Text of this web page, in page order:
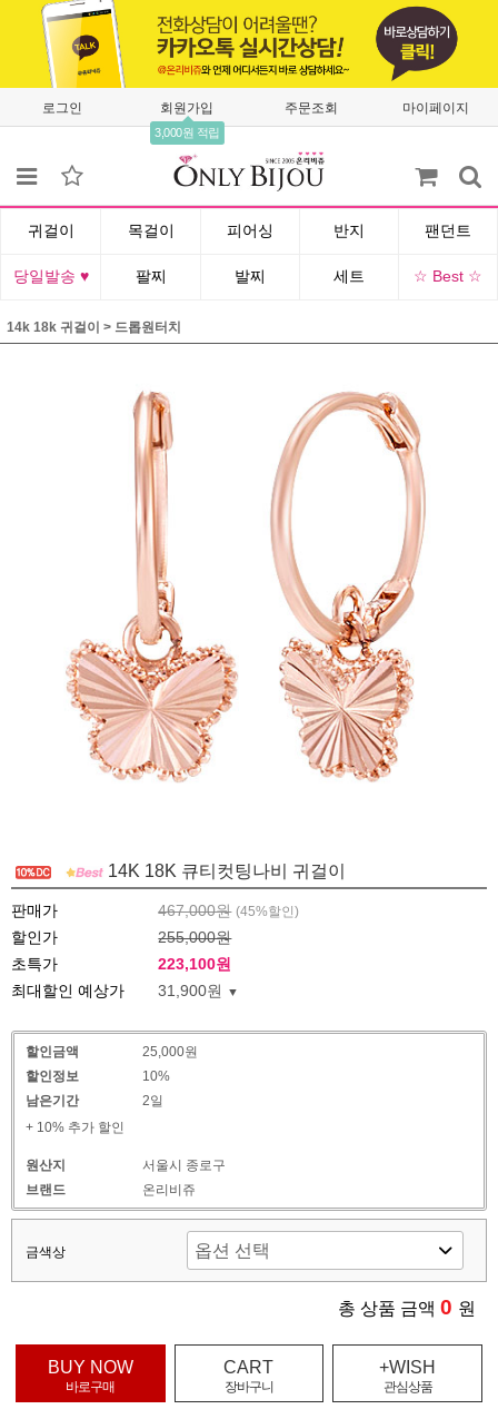
로그인 회원가입
3,000원 적립
주문조회 마이페이지
귀걸이 목걸이 피어싱 반지 팬던트
당일발송 ♥ 팔찌 발찌 세트 ☆ Best ☆
14k 18k 귀걸이 > 드롭원터치
14K 18K 큐티컷팅나비 귀걸이
판매가 467,000원 (45%할인)
할인가
255,000원
초특가
223,100원
최대할인 예상가
31,900원
할인금액
25,000원
할인정보
10%
남은기간
2일
+ 10% 추가 할인
원산지
서울시 종로구
브랜드
온리비쥬
금색상
총 상품 금액 0 원
BUY NOW
바로구매
CART
장바구니
+WISH
관심상품